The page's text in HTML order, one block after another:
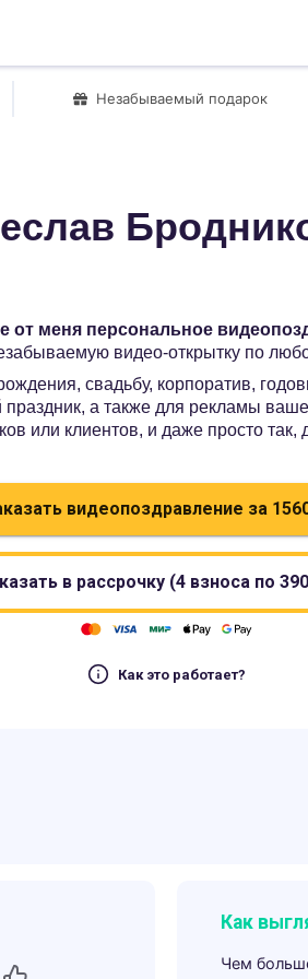
Незабываемый подарок
от меня персональное
видео-открытку по
свадьбу, корпоратив,
а также для рекламы
или клиентов, и даже просто
видеопоздравление за
в рассрочку (4 взноса по 390
Как это работает?
Как
Чем